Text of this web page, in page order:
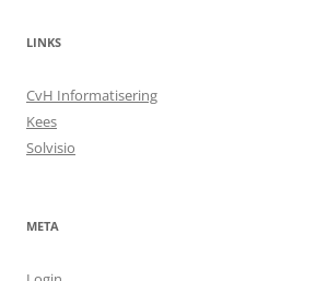
LINKS
CvH Informatisering
Kees
Solvisio
META